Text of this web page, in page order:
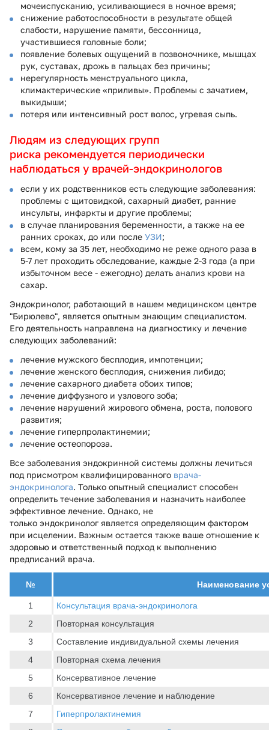
мочеиспусканию, усиливающиеся в ночное время;
снижение работоспособности в результате общей
слабости, нарушение памяти, бессонница,
участившиеся головные боли;
появление болевых ощущений в позвоночнике, мышцах
рук, суставах, дрожь в пальцах без причины;
нерегулярность менструального цикла,
климактерические «приливы». Проблемы с зачатием,
выкидыши;
потеря или интенсивный рост волос, угревая сыпь.
Людям из следующих групп
риска рекомендуется периодически
наблюдаться у врачей-эндокринологов
если у их родственников есть следующие заболевания:
проблемы с щитовидкой, сахарный диабет, ранние
инсульты, инфаркты и другие проблемы;
в случае планирования беременности, а также на ее
ранних сроках, до или после УЗИ;
всем, кому за 35 лет, необходимо не реже одного раза в
5-7 лет проходить обследование, каждые 2-3 года (а при
избыточном весе - ежегодно) делать анализ крови на
сахар.
Эндокринолог, работающий в нашем медицинском центре
"Бирюлево", является опытным знающим специалистом.
Его деятельность направлена на диагностику и лечение
следующих заболеваний:
лечение мужского бесплодия, импотенции;
лечение женского бесплодия, снижения либидо;
лечение сахарного диабета обоих типов;
лечение диффузного и узлового зоба;
лечение нарушений жирового обмена, роста, полового
развития;
лечение гиперпролактинемии;
лечение остеопороза.
Все заболевания эндокринной системы должны лечиться
под присмотром квалифицированного врача-
эндокринолога. Только опытный специалист способен
определить течение заболевания и назначить наиболее
эффективное лечение. Однако, не
только эндокринолог является определяющим фактором
при исцелении. Важным остается также ваше отношение к
здоровью и ответственный подход к выполнению
предписаний врача.
№ Наименование
1
Консультация врача-эндокринолога
2
Повторная консультация
3
Составление индивидуальной схемы лечения
4
Повторная схема лечения
5
Консервативное лечение
6
Консервативное лечение и наблюдение
7
Гиперпролактинемия